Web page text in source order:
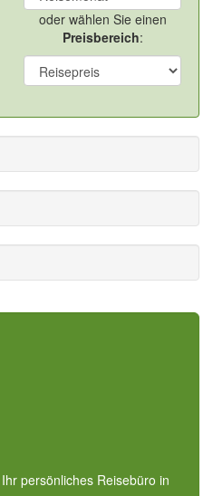
oder wählen Sie einen
Preisbereich:
persönliches Reisebüro in